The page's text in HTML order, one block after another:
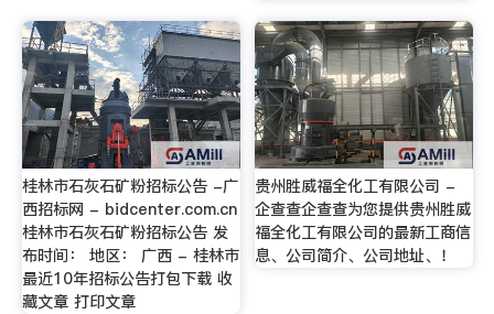
桂林市石灰石矿粉招标公告 -广
西招标网 - bidcenter.com.cn
桂林市石灰石矿粉招标公告 发
布时间： 地区： 广西 - 桂林市
最近10年招标公告打包下载 收
藏文章 打印文章
贵州胜威福全化工有限公司 -
企查查企查查为您提供贵州胜威
福全化工有限公司的最新工商信
息、公司简介、公司地址、！